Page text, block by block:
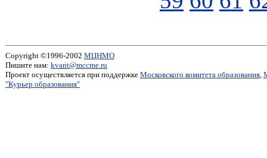
Copyright ©1996-2002 МЦНМО
Пишите нам: kvant@mccme.ru
Проект осуществляется при поддержке Московского комитета образования,
"Курьер образования"